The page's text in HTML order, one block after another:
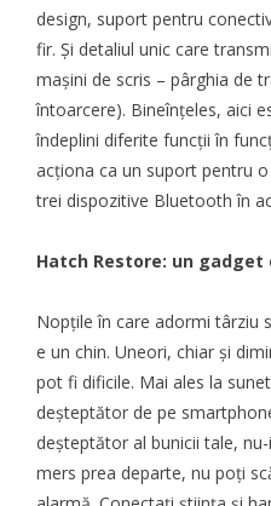
design, suport pentru
fir. Și detaliul unic care
mașini de scris – pârghia de
întoarcere). Bineînțeles, aici
îndeplini diferite funcții în
acționa ca un suport pentru
trei dispozitive Bluetooth în
Hatch Restore: un
Nopțile în care adormi târziu
e un chin. Uneori, chiar și
pot fi dificile. Mai ales la
deșteptător de pe
deșteptător al bunicii tale,
mers prea departe, nu poți